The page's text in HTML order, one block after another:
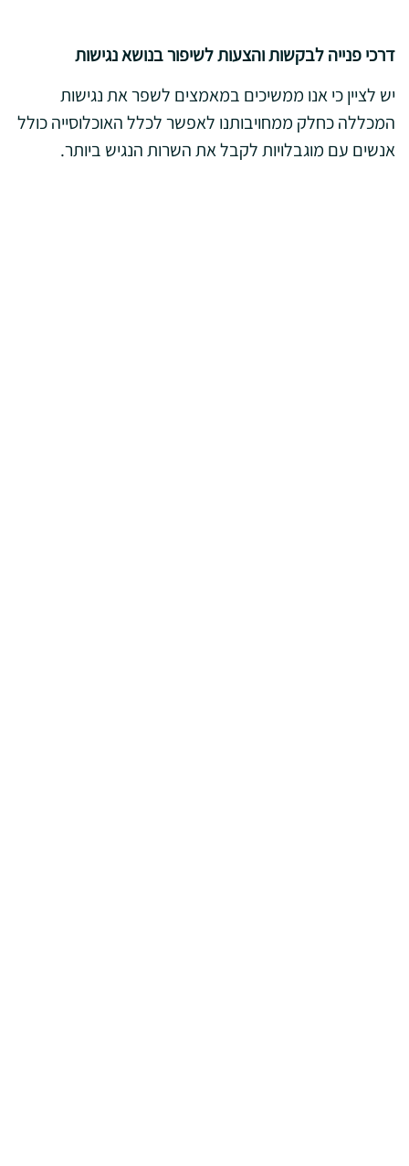
דרכי פנייה לבקשות והצעות לשיפור בנושא נגישות
יש לציין כי אנו ממשיכים במאמצים לשפר את נגישות
המכללה כחלק ממחויבותנו לאפשר לכלל האוכלוסייה כולל
אנשים עם מוגבלויות לקבל את השרות הנגיש ביותר.